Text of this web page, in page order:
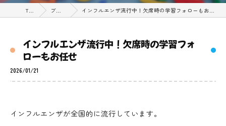
TOP ブログ インフルエンザ流行中！欠席時の学習フォローもお任せ
インフルエンザ流行中！欠席時の学習フォ
ローもお任せ
2026/01/21
インフルエンザが全国的に流行しています。